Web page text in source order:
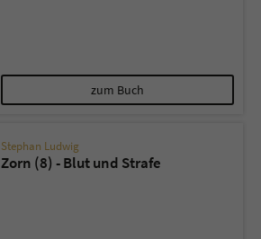
zum Buch
Stephan Ludwig
Zorn (8) - Blut und Strafe